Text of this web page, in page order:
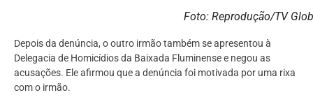
Foto: Reprodução/TV
Depois da denúncia, o outro irmão também se apresentou à
Delegacia de Homicídios da Baixada Fluminense e negou as
acusações. Ele afirmou que a denúncia foi motivada por uma rixa
com o irmão.